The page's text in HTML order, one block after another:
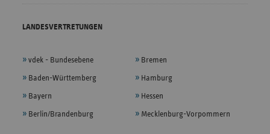
LANDESVERTRETUNGEN
vdek - Bundesebene
Baden-Württemberg
Bayern
Berlin/Brandenburg
Bremen
Hamburg
Hessen
Mecklenburg-Vorpommern